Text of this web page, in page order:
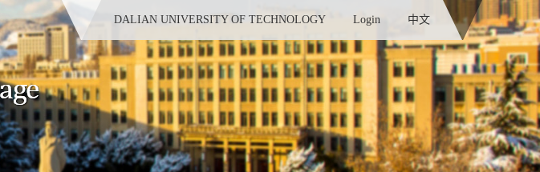
DALIAN UNIVERSITY OF TECHNOLOGY Login 中文